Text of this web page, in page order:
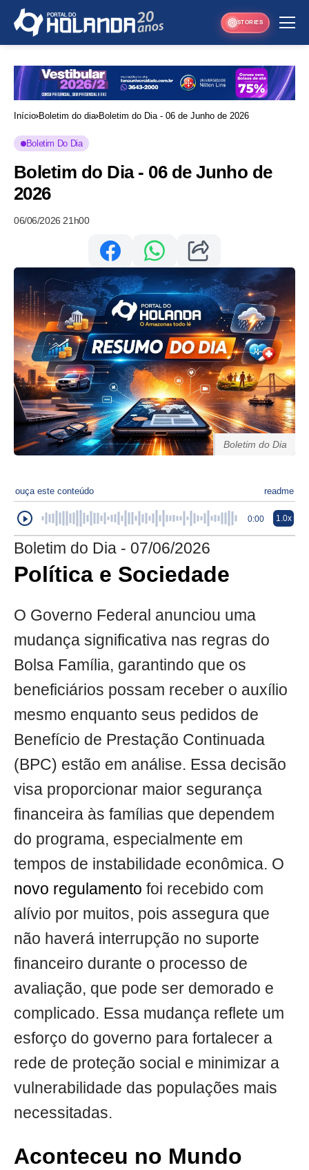
STORIES
Início Boletim do dia Boletim do Dia - 06 de Junho de 2026
Boletim Do Dia
Boletim do Dia - 06 de Junho de
2026
06/06/2026 21h00
Boletim do Dia
ouça este conteúdo readme
0:00 1.0x
Boletim do Dia - 07/06/2026
Política e Sociedade
O Governo Federal anunciou uma
mudança significativa nas regras do
Bolsa Família, garantindo que os
beneficiários possam receber o auxílio
mesmo enquanto seus pedidos de
Benefício de Prestação Continuada
(BPC) estão em análise. Essa decisão
visa proporcionar maior segurança
financeira às famílias que dependem
do programa, especialmente em
tempos de instabilidade econômica. O
novo regulamento foi recebido com
alívio por muitos, pois assegura que
não haverá interrupção no suporte
financeiro durante o processo de
avaliação, que pode ser demorado e
complicado. Essa mudança reflete um
esforço do governo para fortalecer a
rede de proteção social e minimizar a
vulnerabilidade das populações mais
necessitadas.
Aconteceu no Mundo